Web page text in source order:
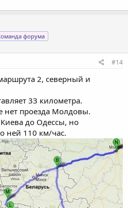
форума
#14
2, северный и
33 километра.
нет проезда Молдовы.
до Одессы, но
ней 110 км/час.